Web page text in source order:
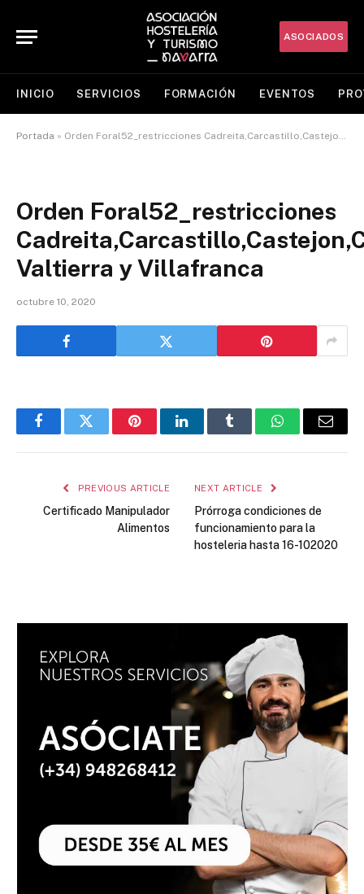
ASOCIADOS
INICIO SERVICIOS FORMACIÓN EVENTOS
Portada » Orden Foral52_restricciones Cadreita,Carcastillo,Castejon,Cintruenigo,Fustiñana, Valtierra y Villafranca
Orden Foral52_restricciones
Valtierra y Villafranca
octubre 10, 2020
FacebookTwitter PinterestLinkedInTumblr WhatsAppEmail
PREVIOUS ARTICLE
Certificado Manipulador
Alimentos
NEXT ARTICLE
Prórroga condiciones de
funcionamiento para la
hosteleria hasta 16-102020